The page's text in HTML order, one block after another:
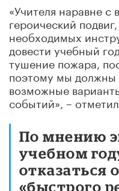
«Учителя наравне
героический
необходимых
довести учебный
тушение пожара,
поэтому мы должны
возможные
событий», –
По мнению
учебном
отказаться
«быстрого